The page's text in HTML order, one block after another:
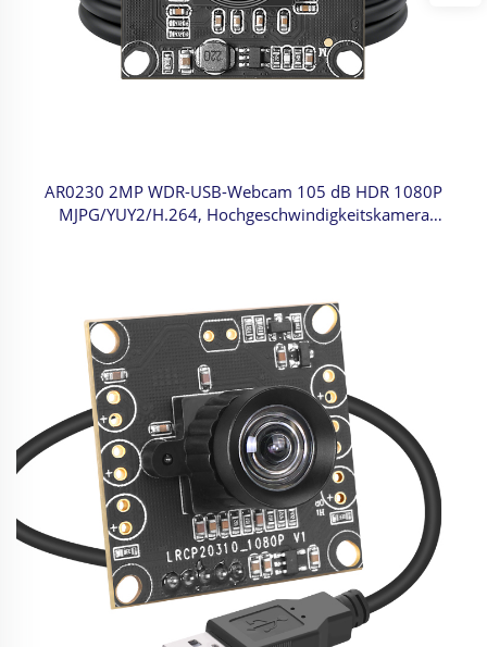
AR0230 2MP WDR-USB-Webcam 105 dB HDR 1080P
MJPG/YUY2/H.264, Hochgeschwindigkeitskamera